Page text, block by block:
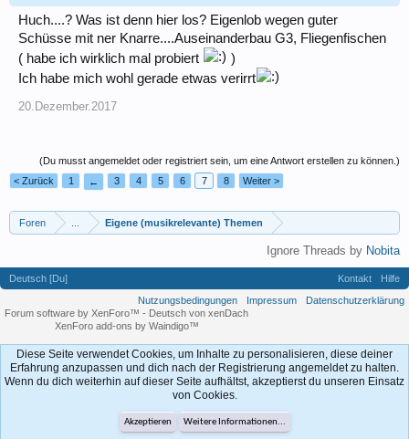
Huch....? Was ist denn hier los? Eigenlob wegen guter
Schüsse mit ner Knarre....Auseinanderbau G3, Fliegenfischen
( habe ich wirklich mal probiert
)
Ich habe mich wohl gerade etwas verirrt
20.Dezember.2017
(Du musst angemeldet oder registriert sein, um eine Antwort erstellen zu können.)
< Zurück
1 ← 3 4 5 6 7 8 Weiter >
Foren Eigene (musikrelevante) Themen
Ignore Threads by Nobita
Deutsch [Du] Kontakt
Hilfe
Nutzungsbedingungen
Impressum
Datenschutzerklärung
Forum software by XenForo™ - Deutsch von xenDach
XenForo add-ons by Waindigo™
Diese Seite verwendet Cookies, um Inhalte zu personalisieren, diese deiner
Erfahrung anzupassen und dich nach der Registrierung angemeldet zu halten.
Wenn du dich weiterhin auf dieser Seite aufhältst, akzeptierst du unseren Einsatz
von Cookies.
Akzeptieren Weitere Informationen...